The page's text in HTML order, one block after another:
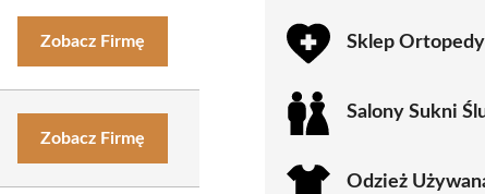
Zobacz Firmę
Zobacz Firmę
Sklep
Salony Sukni
Odzież